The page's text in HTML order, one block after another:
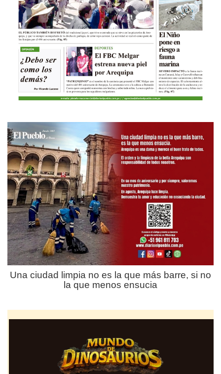
Una ciudad limpia no es la que más barre, si no
la que menos ensucia